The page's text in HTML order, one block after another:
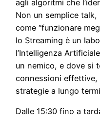
agli algoritmi che
Non un semplice
come “funzionare
lo Streaming è un
l’Intelligenza
un nemico, e dove si
connessioni
strategie a lungo
Dalle 15:30 fino a